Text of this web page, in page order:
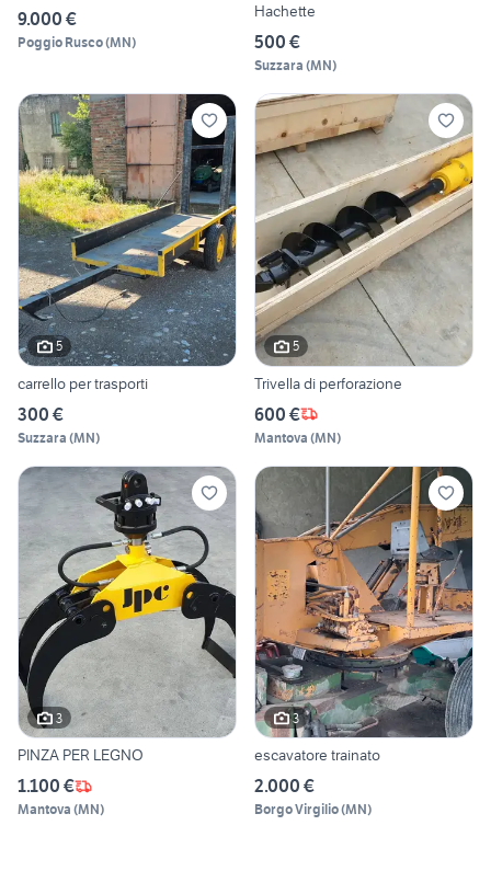
9.000 €
Poggio Rusco(MN)
Hachette
500 €
Suzzara (MN)
5
carrello per trasporti
300 €
Suzzara (MN)
5
Trivella di perforazione
600 €
Mantova (MN)
3
PINZA PER LEGNO
1.100 €
Mantova (MN)
3
escavatore trainato
2.000 €
Borgo Virgilio(MN)